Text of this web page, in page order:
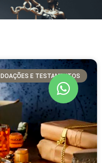
DOAÇÕES E TESTAMENTOS